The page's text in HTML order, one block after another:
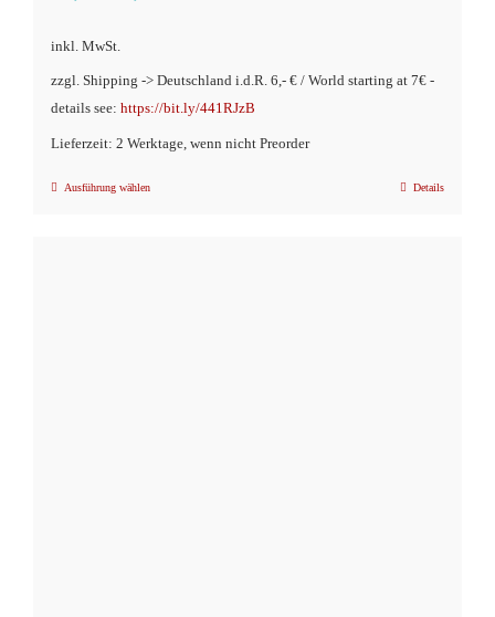
inkl. MwSt.
zzgl. Shipping -> Deutschland i.d.R. 6,- € / World starting at 7€ -
details see: https://bit.ly/441RJzB
Lieferzeit: 2 Werktage, wenn nicht Preorder
Ausführung wählenDieses
Details